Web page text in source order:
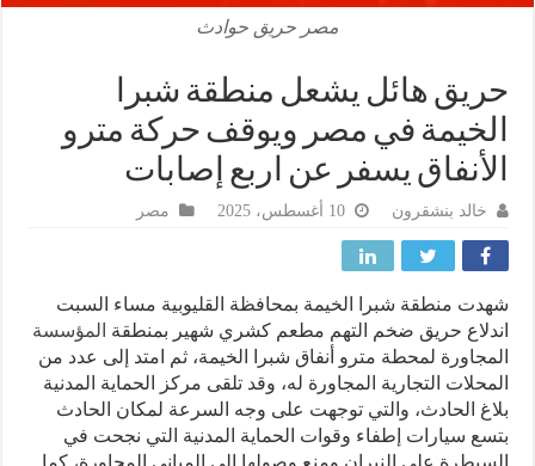
مصر حريق حوادث
هائل يشعل منطقة شبرا
في مصر ويوقف حركة مترو
يسفر عن اربع إصابات
خالد بنشقرون مصر
منطقة شبرا الخيمة بمحافظة القليوبية مساء السبت
حريق ضخم التهم مطعم كشري شهير بمنطقةالمؤسسة
لمحطة مترو أنفاق شبرا الخيمة، ثم امتد إلى عدد من
التجارية المجاورة له، وقد تلقى مركز الحماية المدنية
الحادث، والتي توجهت على وجه السرعة لمكان الحادث
سيارات إطفاء وقوات الحماية المدنية التي نجحت في
على النيران ومنع وصولها إلى المباني المجاورة، كما